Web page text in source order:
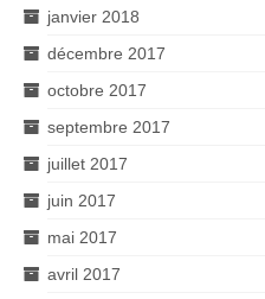
janvier 2018
décembre 2017
octobre 2017
septembre 2017
juillet 2017
juin 2017
mai 2017
avril 2017